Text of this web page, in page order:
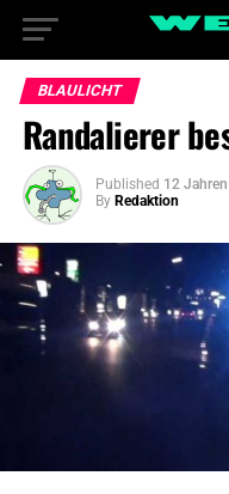
BLAULICHT
Randalierer
Published 12
By Redaktion